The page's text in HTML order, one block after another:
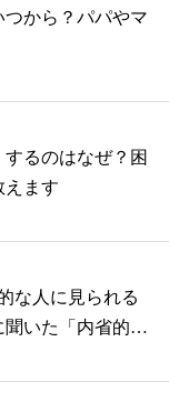
から？パパやマ
るのはなぜ？困
えます
な人に見られる
いた「内省的な